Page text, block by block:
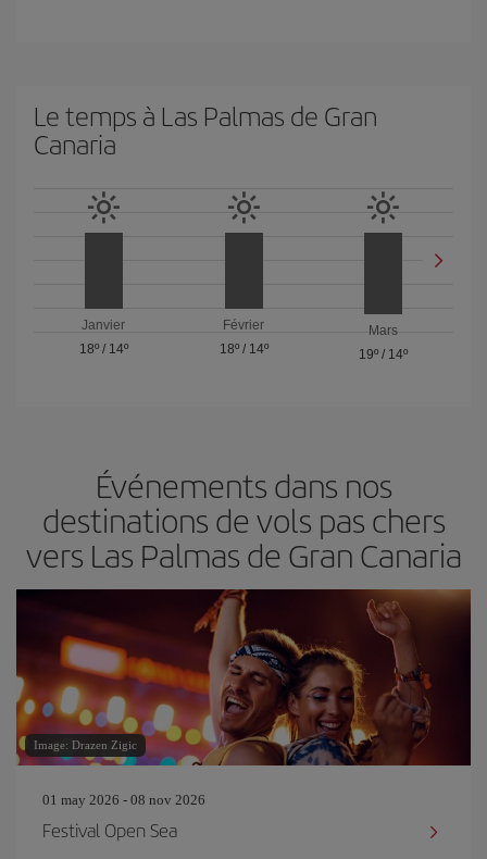
Le temps à Las Palmas de Gran
Canaria
Janvier
18º/ 14º
Février
18º/ 14º
Mars
19º / 14º
Événements dans nos
destinations de vols pas chers
vers Las Palmas de Gran Canaria
Image: Drazen Zigic
01 may 2026 - 08 nov 2026
Festival Open Sea